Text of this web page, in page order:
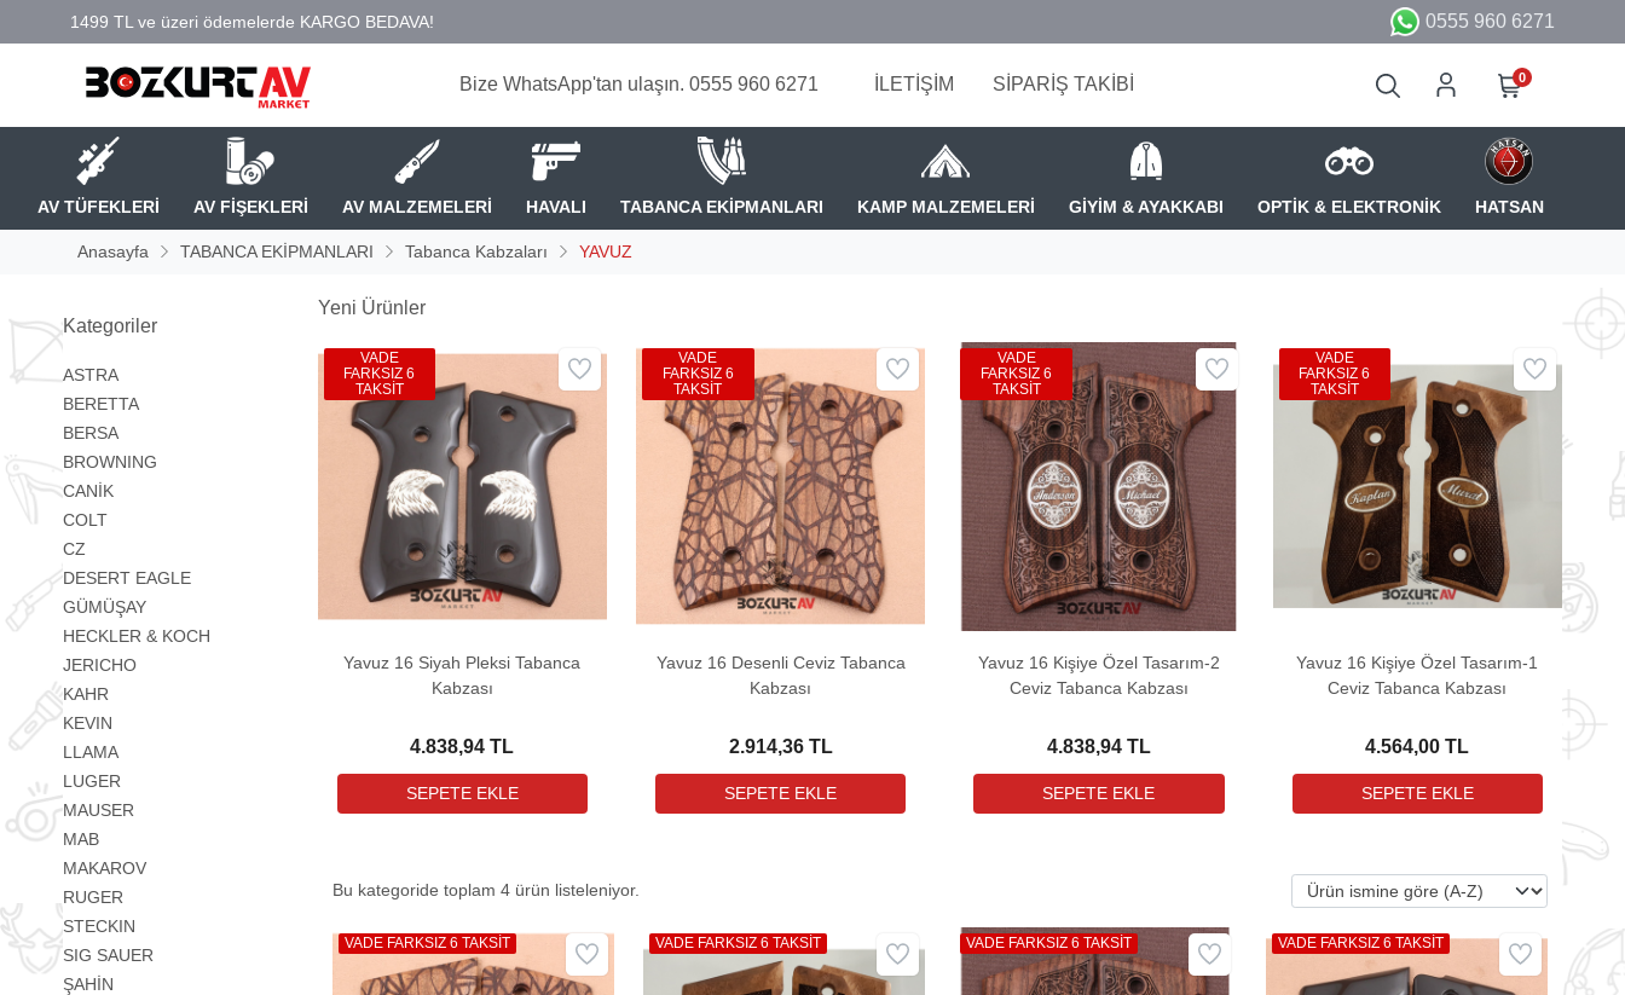
0555 960 6271
Bize WhatsApp'tan ulaşın. 0555 960 6271 İLETİŞİM SİPARİŞ TAKİBİ 0
AV TÜFEKLERİ AV FİŞEKLERİ AV MALZEMELERİ HAVALI TABANCA EKİPMANLARI KAMP MALZEMELERİ GİYİM & AYAKKABI OPTİK & ELEKTRONİK HATSAN
Anasayfa TABANCA EKİPMANLARI Tabanca Kabzaları YAVUZ
Kategoriler
ASTRA
BERETTA
BERSA
BROWNING
CANİK
COLT
CZ
DESERT EAGLE
GÜMÜŞAY
HECKLER & KOCH
JERICHO
KAHR
KEVIN
LLAMA
LUGER
MAUSER
MAB
MAKAROV
RUGER
STECKIN
SIG SAUER
ŞAHİN
Yeni Ürünler
Yavuz 16 Siyah Pleksi Tabanca
Kabzası
4.838,94 TL
VADE
FARKSIZ 6
TAKSİT
Yavuz 16 Desenli Ceviz Tabanca
Kabzası
2.914,36 TL
VADE
FARKSIZ 6
TAKSİT
Yavuz 16 Kişiye Özel Tasarım-2
Ceviz Tabanca Kabzası
4.838,94 TL
VADE
FARKSIZ 6
TAKSİT
Yavuz 16 Kişiye Özel Tasarım-1
Ceviz Tabanca Kabzası
4.564,00 TL
VADE
FARKSIZ 6
TAKSİT
Bu kategoride toplam 4ürün listeleniyor.
VADE FARKSIZ 6 TAKSİT VADE FARKSIZ 6 TAKSİT VADE FARKSIZ 6 TAKSİT VADE FARKSIZ 6 TAKSİT